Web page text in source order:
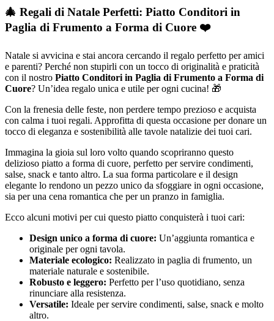
🎄 Regali di Natale Perfetti: Piatto Conditori in
Paglia di Frumento a Forma di Cuore ❤️
Natale si avvicina e stai ancora cercando il regalo perfetto per amici
e parenti? Perché non stupirli con un tocco di originalità e praticità
con il nostro Piatto Conditori in Paglia di Frumento a Forma di
Cuore? Un’idea regalo unica e utile per ogni cucina! 🎁
Con la frenesia delle feste, non perdere tempo prezioso e acquista
con calma i tuoi regali. Approfitta di questa occasione per donare un
tocco di eleganza e sostenibilità alle tavole natalizie dei tuoi cari.
Immagina la gioia sul loro volto quando scopriranno questo
delizioso piatto a forma di cuore, perfetto per servire condimenti,
salse, snack e tanto altro. La sua forma particolare e il design
elegante lo rendono un pezzo unico da sfoggiare in ogni occasione,
sia per una cena romantica che per un pranzo in famiglia.
Ecco alcuni motivi per cui questo piatto conquisterà i tuoi cari:
Design unico a forma di cuore: Un’aggiunta romantica e
originale per ogni tavola.
Materiale ecologico: Realizzato in paglia di frumento, un
materiale naturale e sostenibile.
Robusto e leggero: Perfetto per l’uso quotidiano, senza
rinunciare alla resistenza.
Versatile: Ideale per servire condimenti, salse, snack e molto
altro.